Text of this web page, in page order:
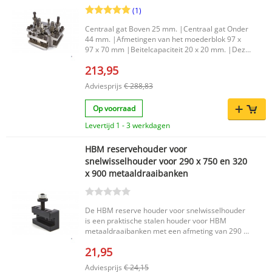
(1)
Centraal gat Boven 25 mm. |Centraal gat Onder
44 mm. |Afmetingen van het moederblok 97 x
97 x 70 mm |Beitelcapaciteit 20 x 20 mm. |Deze
beitels.1 Moederblok.Spansleutel. |
213,95
Adviesprijs € 288,83
Op voorraad
Levertijd 1 - 3 werkdagen
HBM reservehouder voor
snelwisselhouder voor 290 x 750 en 320
x 900 metaaldraaibanken
De HBM reserve houder voor snelwisselhouder
is een praktische stalen houder voor HBM
metaaldraaibanken met een afmeting van 290 x
gebruik in een snelwisselhouder en maakt het
21,95
Adviesprijs € 24,15